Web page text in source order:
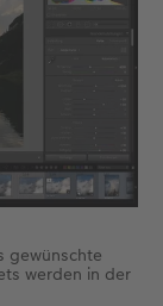
gewünschte
werden in der